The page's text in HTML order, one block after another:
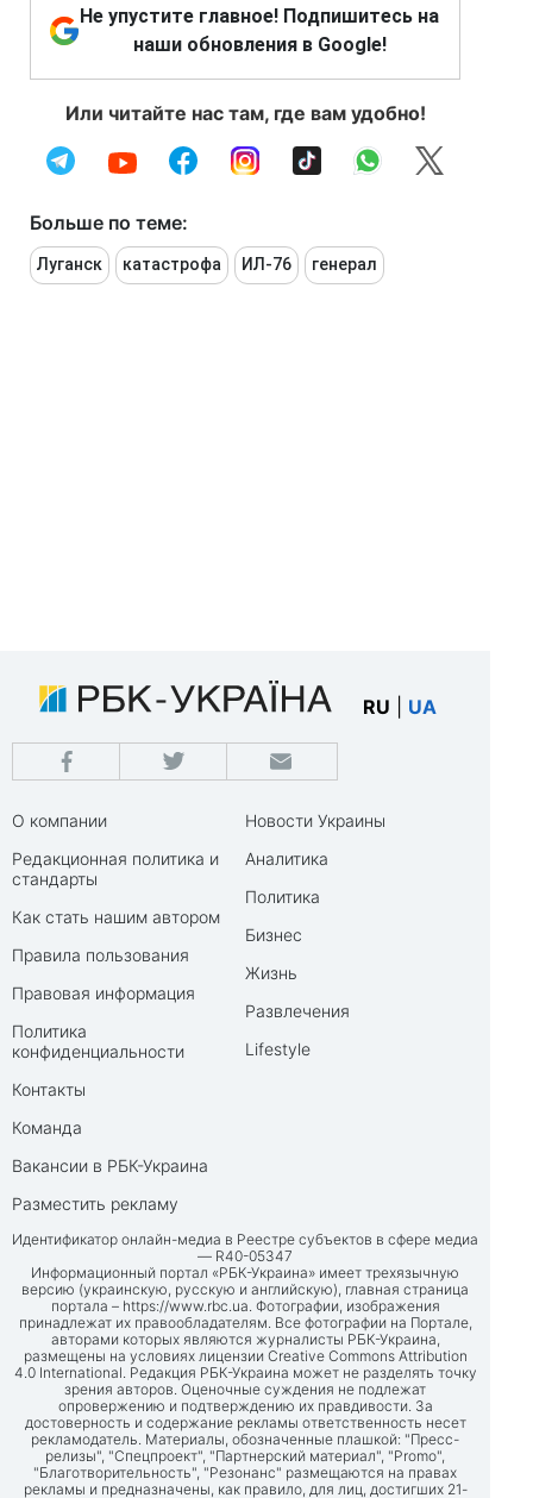
Не упустите главное! Подпишитесь на
наши обновления в Google!
Или читайте нас там, где вам удобно!
Больше по теме:
Луганск катастрофа ИЛ-76 генерал
RU UA
О компании
Редакционная политика и
стандарты
Как стать нашим автором
Правила пользования
Правовая информация
Политика
конфиденциальности
Контакты
Команда
Вакансии в РБК-Украина
Разместить рекламу
Новости Украины
Аналитика
Политика
Бизнес
Жизнь
Развлечения
Lifestyle
Идентификатор онлайн-медиа в Реестре субъектов в сфере медиа
— R40-05347
Информационный портал «РБК-Украина» имеет трехязычную
версию (украинскую, русскую и английскую), главная страница
портала – https://www.rbc.ua. Фотографии, изображения
принадлежат их правообладателям. Все фотографии на Портале,
авторами которых являются журналисты РБК-Украина,
размещены на условиях лицензии Creative Commons Attribution
4.0 International. Редакция РБК-Украина может не разделять точку
зрения авторов. Оценочные суждения не подлежат
опровержению и подтверждению их правдивости. За
достоверность и содержание рекламы ответственность несет
рекламодатель. Материалы, обозначенные плашкой: "Пресс-
релизы", "Спецпроект", "Партнерский материал", "Promo",
"Благотворительность", "Резонанс" размещаются на правах
рекламы и предназначены, как правило, для лиц, достигших 21-